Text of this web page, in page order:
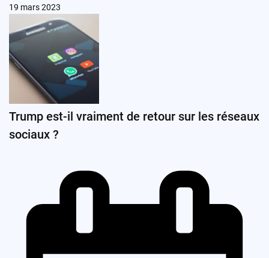
19 mars 2023
Trump est-il vraiment de retour sur les réseaux
sociaux ?